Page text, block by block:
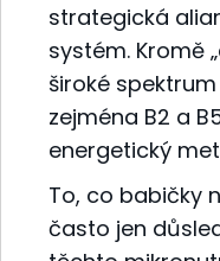
strategická
systém. Kromě
široké
zejména B2 a
energetický
To, co babičky
často jen